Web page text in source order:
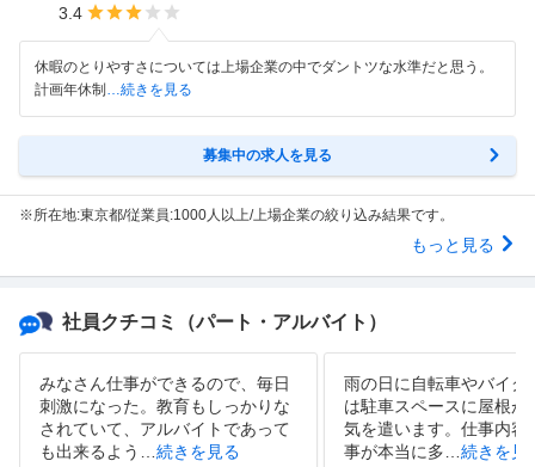
3.4
休暇のとりやすさについては上場企業の中でダントツな水準だと思う。
計画年休制 …続きを見る
募集中の求人を見る
※所在地:東京都/従業員:1000人以上/上場企業の絞り込み結果です。
もっと見る
社員クチコミ （パート・アルバイト）
みなさん仕事ができるので、毎日
刺激になった。教育もしっかりな
されていて、アルバイトであって
も出来るよう
続きを見る
雨の日に自転車やバイク
は駐車スペースに屋根が
気を遣います。仕事内容
事が本当に多
続きを見